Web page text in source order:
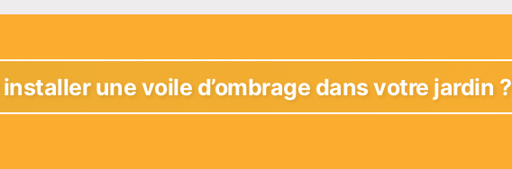
une voile d’ombrage dans votre jardin ?